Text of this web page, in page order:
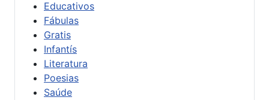
Educativos
Fábulas
Gratis
Infantís
Literatura
Poesias
Saúde